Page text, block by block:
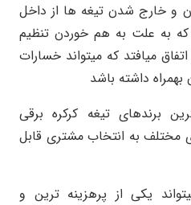
و خارج شدن تیغه ها از داخل
که به علت به هم خوردن تنظیم
میافتد که میتواند خسارات
بهمراه داشته باشد
برندهای تیغه کرکره برقی
مختلف به انتخاب مشتری قابل
یکی از پرهزینه ترین و